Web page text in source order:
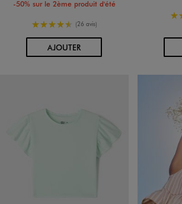
-50% sur le 2ème produit d'été
4.5/5 de moyenne
(26 avis)
AJOUTERAU PANIER